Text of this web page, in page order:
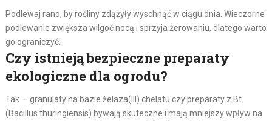
Podlewaj rano, by rośliny zdążyły wyschnąć w ciągu dnia. Wieczorne
podlewanie zwiększa wilgoć nocą i sprzyja żerowaniu, dlatego warto
go ograniczyć.
Czy istnieją bezpieczne preparaty
ekologiczne dla ogrodu?
Tak — granulaty na bazie żelaza(III) chelatu czy preparaty z Bt
(Bacillus thuringiensis) bywają skuteczne i mają mniejszy wpływ na